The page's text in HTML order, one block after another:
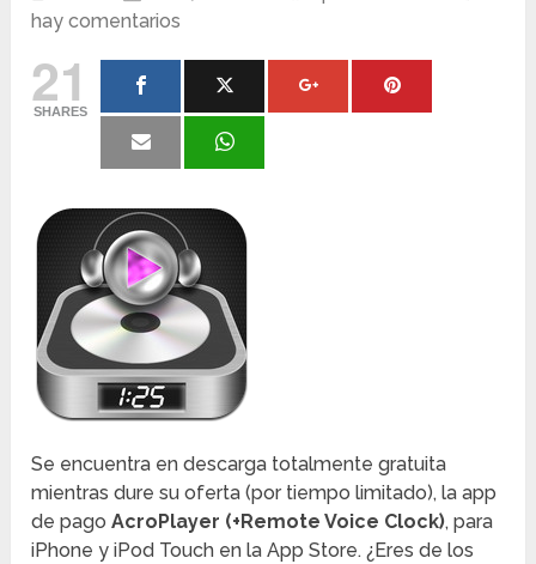
hay comentarios
21
SHARES
Se encuentra en descarga totalmente gratuita
mientras dure su oferta (por tiempo limitado), la app
de pagoAcroPlayer (+Remote Voice Clock), para
iPhone y iPod Touch en la App Store. ¿Eres de los